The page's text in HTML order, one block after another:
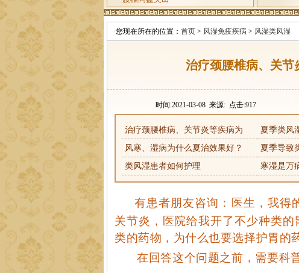
·您现在所在的位置： 首页 > 风湿免疫疾病 > 风湿类风湿
治疗颈腰椎病、关节
时间:2021-03-08 来源: 点击:917
治疗颈腰椎病、关节炎等疾病为 夏季类风
风寒、湿病为什么夏治效果好？
夏季导致
类风湿患者如何护理
寒湿是万
有患者朋友咨询：医生，我得
关节炎，医院给我开了不少种类
类的药物，为什么也要选择护胃的
在回答这个问题之前，需要科
QQ咨询
来院路线